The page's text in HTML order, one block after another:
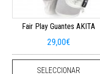
Fair Play Guantes AKITA
29,00€
SELECCIONAR